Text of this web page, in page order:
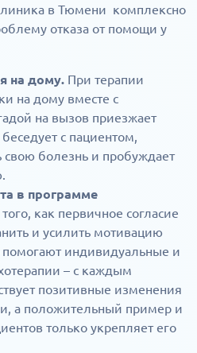
в Тюмени комплексно
отказа от помощи у
на дому. При терапии
на дому вместе с
на вызов приезжает
с пациентом,
свою болезнь и пробуждает
в программе
как первичное согласие
и усилить мотивацию
помогают индивидуальные и
– с каждым
позитивные изменения
а положительный пример и
только укрепляет его